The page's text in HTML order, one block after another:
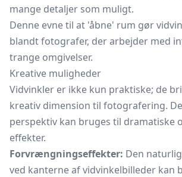
mange detaljer som muligt.
Denne evne til at 'åbne' rum gør
blandt fotografer, der arbejder med
trange omgivelser.
Kreative muligheder
Vidvinkler er ikke kun praktiske; de
kreativ dimension til fotografering.
perspektiv kan bruges til dramatiske
effekter.
Forvrængningseffekter: Den
ved kanterne af vidvinkelbilleder kan